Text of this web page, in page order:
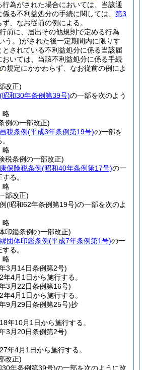
行為がされた場合においては、当該通
る不利益処分の手続に関しては、 第3
、なお従前の例による。
前に、届出その他規則で定める行為
う。)がされた後一定期間内に限りす
されている不利益処分に係る当該届
いては、当該不利益処分に係る手続
の規定にかかわらず、なお従前の例によ
改正)
(昭和30年条例第39号)の一部を次のよう
略
例の一部改正)
税条例(平成3年条例第19号)の一部を
略
税条例の一部改正)
保険税条例(昭和40年条例第17号)の一
る。
略
部改正)
(昭和62年条例第19号)の一部を次のよ
略
印鑑条例の一部改正)
団体印鑑条例(平成7年条例第1号)の一
る。
略
3月14日条例第2号)
4月1日から施行する。
3月22日条例第16号)
4月1日から施行する。
9月29日条例第25号)抄
年10月1日から施行する。
3月20日条例第2号)
年4月1日から施行する。
改正)
30年条例第39号)の一部を次のように改